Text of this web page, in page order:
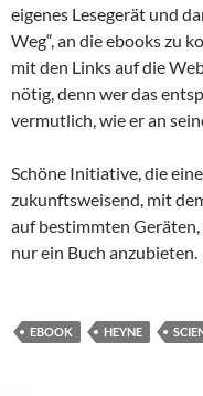
eigenes Lesegerät und
Weg“, an die ebooks zu
mit den Links auf die
nötig, denn wer das
vermutlich, wie er an
Schöne Initiative, die
zukunftsweisend, mit
auf bestimmten
nur ein Buch anzubieten.
EBOOK HEYNE